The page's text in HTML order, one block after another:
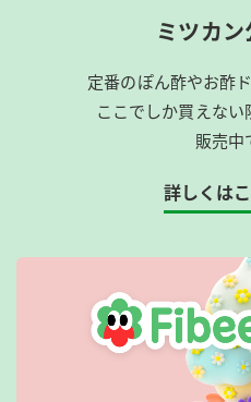
ミツカ
定番のぽん酢やお酢
ここでしか買えな
販売中
詳しくは